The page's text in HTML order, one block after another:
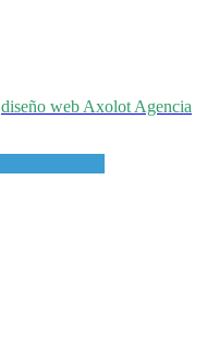
diseño web Axolot Agencia